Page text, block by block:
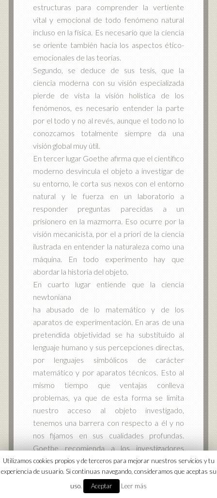
estructuras para comprender la vertiente
vital y emocional de todo fenómeno natural
incluso en la física. Es necesario que la ciencia
se oriente también hacia los aspectos ético-
emocionales de las teorías.
Segundo, se deduce de sus tesis, que la
ciencia moderna con su visión especializada
pierde de vista la visión holística de los
fenómenos, es necesario entender la parte
por el todo y no al revés, aunque el todo no lo
conozcamos totalmente siempre da una
visión global muy útil.
En tercer lugar Goethe afirma que el científico
moderno desvincula el objeto a investigar de
su entorno, le corta sus nexos con el entorno
natural y le fuerza en un laboratorio a
responder preguntas parecidas a un
prisionero en la mazmorra. Eso ocurre por la
visión mecanicista, por el a priori de la ciencia
ilustrada en entender la naturaleza como una
máquina. En todo experimento hay que
abordar la historia del objeto.
En cuarto lugar entiende que la ciencia
newtoniana
ha abusado de lo matemático y de los
aparatos de experimentación. En aras de una
pretendida objetividad se ha substituido al
lenguaje humano y sus percepciones directas,
por lenguajes simbólicos de carácter
matemático y por aparatos técnicos. Esto al
mismo tiempo que ventajas conlleva
problemas, ya que de esta forma se limita
nuestro acceso al objeto investigado,
tenemos una barrera con respecto a él y no
nos fijamos en sus cualidades profundas.
Goethe recomienda a los investigadores
volver a utilizar el lenguaje humano y aplicar la
dialéctica de la BIPOLARIDAD en los
fenómenos y entender sus SINTESIS. Esto
Utilizamos cookies propios y de terceros para mejorar nuestros servicios y tu
experiencia de usuario. Si continuas navegando, consideramos que aceptas su
uso.
Aceptar Leer más